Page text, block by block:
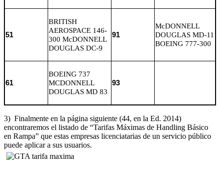
51
BRITISH
AEROSPACE 146-
300 McDONNELL
DOUGLAS DC-9
91
McDONNELL
DOUGLAS MD-11
BOEING 777-300
61
BOEING 737
MCDONNELL
DOUGLAS MD 83
93
3) Finalmente en la página siguiente (44, en la Ed. 2014)
encontraremos el listado de “Tarifas Máximas de Handling Básico
en Rampa” que estas empresas licenciatarias de un servicio público
puede aplicar a sus usuarios.